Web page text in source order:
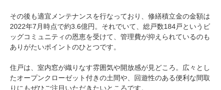
その後も適宜メンテナンスを行なっており、修繕積立金の金額は
2022年7月時点で約3.6億円。それでいて、総戸数184戸というビ
ッグコミュニティの恩恵を受けて、管理費が抑えられているのも
ありがたいポイントのひとつです。
住戸は、室内窓が織りなす雰囲気や開放感が見どころ。広々とし
たオープンクローゼット付きの土間や、回遊性のある便利な間取
りにもぜひご注目いただきたいところです。